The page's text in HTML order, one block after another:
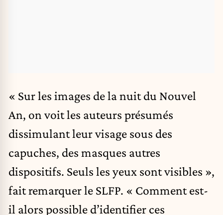
« Sur les images de la nuit du Nouvel
An, on voit les auteurs présumés
dissimulant leur visage sous des
capuches, des masques autres
dispositifs. Seuls les yeux sont visibles »,
fait remarquer le SLFP. « Comment est-
il alors possible d’identifier ces